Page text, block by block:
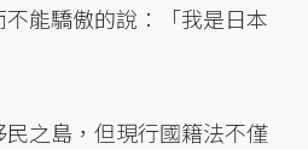
能驕傲的說：「我是日本
之島，但現行國籍法不僅